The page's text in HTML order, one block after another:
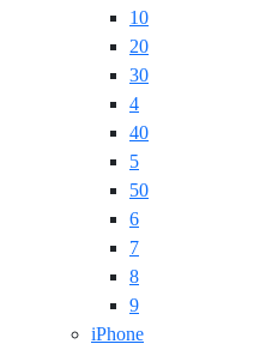
10
20
30
4
40
5
50
6
7
8
9
iPhone